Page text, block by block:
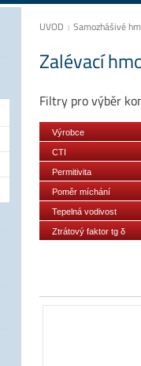
ÚVOD Samozhášivé
Zalévací
Filtry pro výběr
Výrobce
CTI
Permitivita
(dielektrická
konstanta)
Poměr míchání
hmotnostně A/B
Tepelná vodivost
Ztrátový faktor tg δ